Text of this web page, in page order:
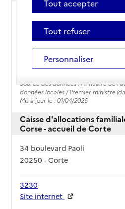
Adresse
Centre Cardellu
20260-Calvi
3230
Site internet
Source des données : Annuaire de
données locales / Premier ministre
Mis à jour le : 01/04/2026
Caisse d'allocations
Corse - accueil de Corte
Adresse
34 boulevard Paoli
20250-Corte
3230
Site internet
Tout accepter
Tout refuser
Personnaliser